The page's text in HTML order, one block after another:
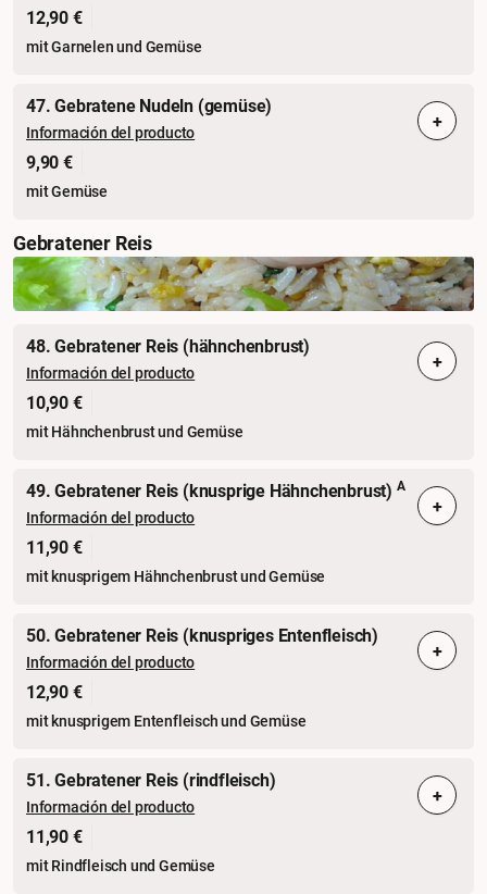
12,90 €
mit Garnelen und Gemüse
47. Gebratene Nudeln (gemüse)
Información del producto
9,90 €
mit Gemüse
+
Gebratener Reis
48. Gebratener Reis (hähnchenbrust)
Información del producto
10,90 €
mit Hähnchenbrust und Gemüse
+
49. Gebratener Reis (knusprige Hähnchenbrust) A
Información del producto
11,90 €
mit knusprigem Hähnchenbrust und Gemüse
+
50. Gebratener Reis (knuspriges Entenfleisch)
Información del producto
12,90 €
mit knusprigem Entenfleisch und Gemüse
+
51. Gebratener Reis (rindfleisch)
Información del producto
11,90 €
mit Rindfleisch und Gemüse
+